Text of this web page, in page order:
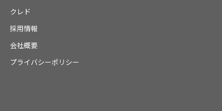
クレド
採用情報
会社概要
プライバシーポリシー